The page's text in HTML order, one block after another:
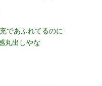
であふれてるのに
丸出しやな